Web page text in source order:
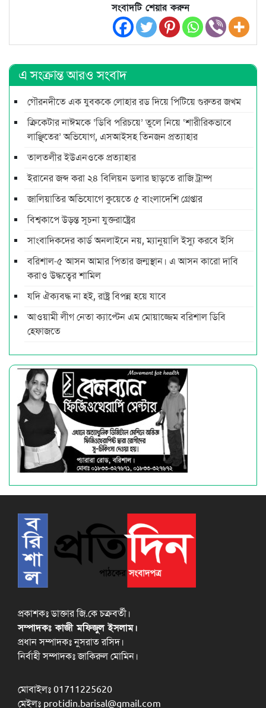
সংবাদটি শেয়ার করুন
এ সংক্রান্ত আরও সংবাদ
গৌরনদীতে এক যুবককে লোহার রড দিয়ে পিটিয়ে গুরুতর জখম
ক্রিকেটার নাঈমকে ‘ডিবি পরিচয়ে’ তুলে নিয়ে ‘শারীরিকভাবে
লাঞ্ছিতের’ অভিযোগ, এসআইসহ তিনজন প্রত্যাহার
তালতলীর ইউএনওকে প্রত্যাহার
ইরানের জব্দ করা ২৪ বিলিয়ন ডলার ছাড়তে রাজি ট্রাম্প
জালিয়াতির অভিযোগে কুয়েতে ৫ বাংলাদেশি গ্রেপ্তার
বিশ্বকাপে উড়ন্ত সূচনা যুক্তরাষ্ট্রের
সাংবাদিকদের কার্ড অনলাইনে নয়, ম্যানুয়ালি ইস্যু করবে ইসি
বরিশাল-৫ আসন আমার পিতার জন্মস্থান। এ আসন কারো দাবি
করাও উদ্ধত্বের শামিল
যদি ঐক্যবদ্ধ না হই, রাষ্ট্র বিপন্ন হয়ে যাবে
আওয়ামী লীগ নেতা ক্যাপ্টেন এম মোয়াজ্জেম বরিশাল ডিবি
হেফাজতে
প্রকাশকঃ ডাক্তার জি.কে চক্রবর্তী।
সম্পাদকঃ কাজী মফিজুল ইসলাম।
প্রধান সম্পাদকঃ নুসরাত রসিদ।
নির্বাহী সম্পাদকঃ জাকিরুল মোমিন।
মোবাইলঃ 01711225620
মেইলঃ protidin.barisal@gmail.com